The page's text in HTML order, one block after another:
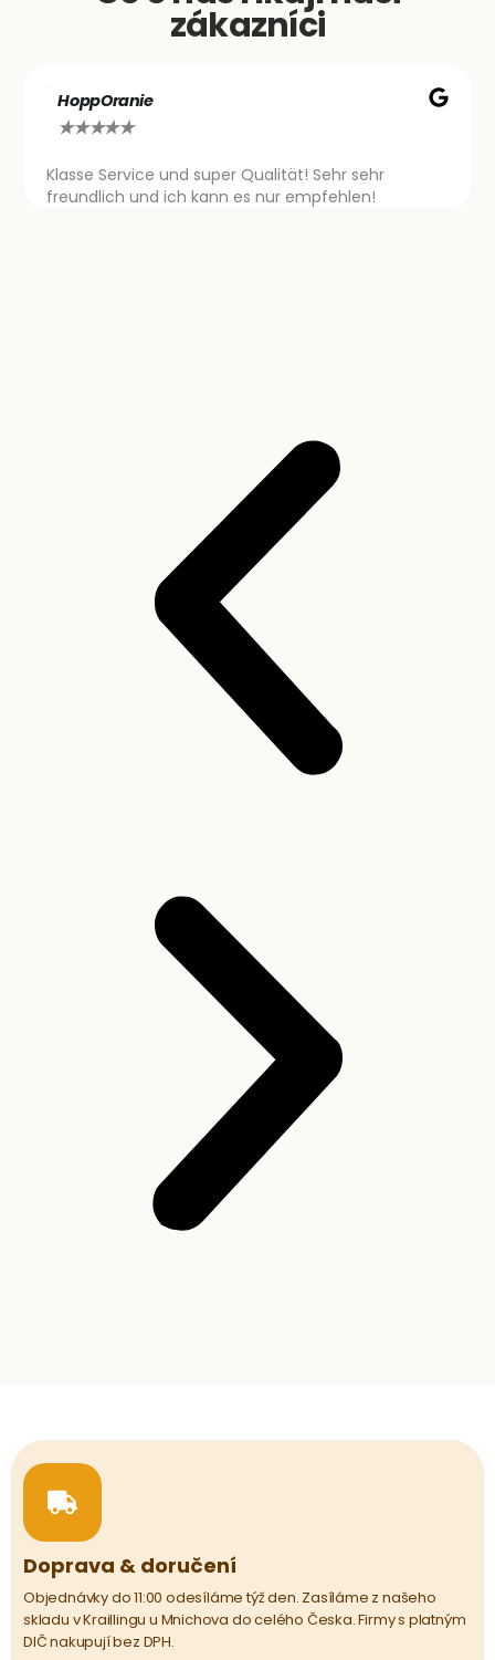
zákazníci
HoppOranie
★★★★★
Klasse Service und super Qualität! Sehr sehr
freundlich und ich kann es nur empfehlen!
Doprava & doručení
Objednávky do 11:00 odesíláme týž den. Zasíláme z našeho
skladu v Kraillingu u Mnichova do celého Česka. Firmy s platným
DIČ nakupují bez DPH.